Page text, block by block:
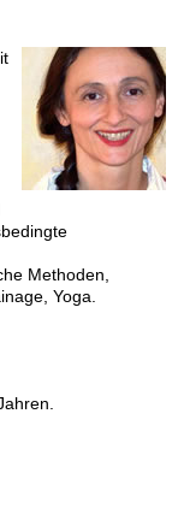
Methoden,
Yoga.